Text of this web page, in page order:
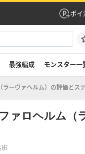
ポイ
最強編成 モンスター一
ラーヴァヘルム）の評価とス
ァロヘルム
班